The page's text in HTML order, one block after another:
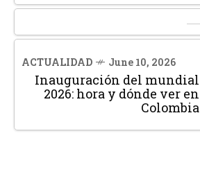
ACTUALIDAD June 10, 2026
Inauguración del mundial
2026: hora y dónde ver en
Colombia